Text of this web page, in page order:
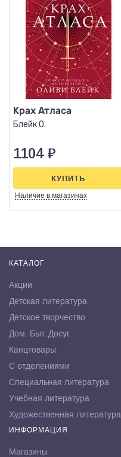
Крах Атласа
Блейк О.
1104 ₽
Наличие в магазинах
КУПИТЬ
КАТАЛОГ
Акции
Детская литература
Детское творчество
Дом. Быт. Досуг.
Канцтовары
С отделениями
Специальная литература
Учебная литература
Художественная литература
ИНФОРМАЦИЯ
Магазины